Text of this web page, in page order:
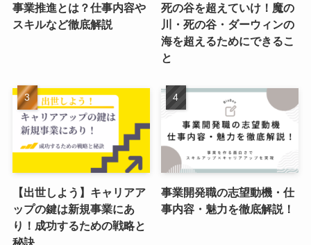
事業推進とは？仕事内容や
スキルなど徹底解説
死の谷を超えていけ！魔の
川・死の谷・ダーウィンの
海を超えるためにできるこ
と
【出世しよう】キャリアア
ップの鍵は新規事業にあ
り！成功するための戦略と
事業開発職の志望動機・仕
事内容・魅力を徹底解説！